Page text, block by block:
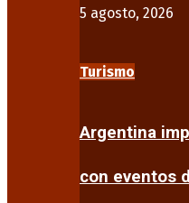
5 agosto, 2026
Turismo
Argentina
con eventos